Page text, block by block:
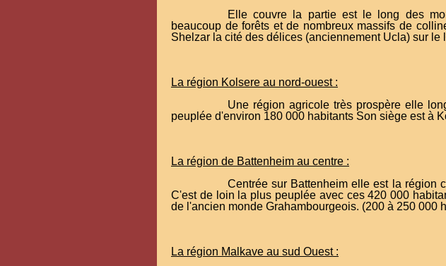
Elle couvre la partie est le long des
beaucoup de forêts et de nombreux massifs de
Shelzar la cité des délices (anciennement Ucla) sur
La région Kolsere au nord-ouest :
Une région agricole très prospère elle
peuplée d'environ 180 000 habitants Son siège est à
La région de Battenheim au centre :
Centrée sur Battenheim elle est la région
C'est de loin la plus peuplée avec ces 420 000
de l'ancien monde Grahambourgeois. (200 à 250 000
La région Malkave au sud Ouest :